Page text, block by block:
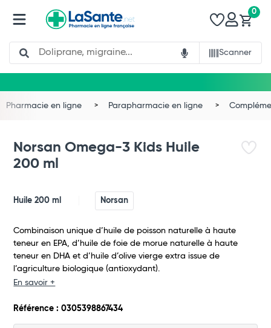
Search
Scanner
0
Total
Pharmacie en ligne Parapharmacie en ligne
Norsan Omega-3 Kids Huile
200 ml
Huile 200 ml Norsan
Combinaison unique d’huile de poisson naturelle à haute
teneur en EPA, d’huile de foie de morue naturelle à haute
teneur en DHA et d’huile d’olive vierge extra issue de
l’agriculture biologique (antioxydant).
En savoir +
Référence : 0305398867434